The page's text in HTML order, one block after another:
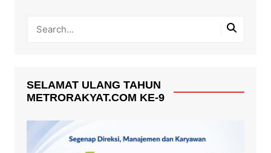
SELAMAT ULANG TAHUN
METRORAKYAT.COM KE-9